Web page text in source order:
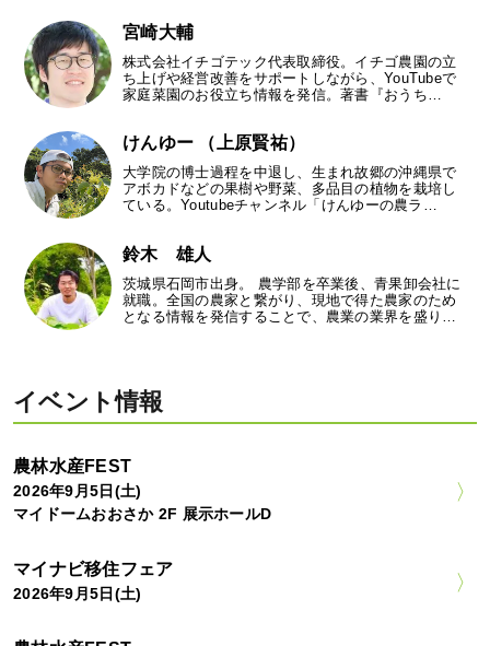
宮崎大輔
株式会社イチゴテック代表取締役。イチゴ農園の立
ち上げや経営改善をサポートしながら、YouTubeで
家庭菜園のお役立ち情報を発信。著書『おうち…
けんゆー （上原賢祐）
大学院の博士過程を中退し、生まれ故郷の沖縄県で
アボカドなどの果樹や野菜、多品目の植物を栽培し
ている。Youtubeチャンネル「けんゆーの農ラ…
鈴木 雄人
茨城県石岡市出身。 農学部を卒業後、青果卸会社に
就職。全国の農家と繋がり、現地で得た農家のため
となる情報を発信することで、農業の業界を盛り…
イベント情報
農林水産FEST
2026年9月5日(土)
マイドームおおさか 2F 展示ホールD
マイナビ移住フェア
2026年9月5日(土)